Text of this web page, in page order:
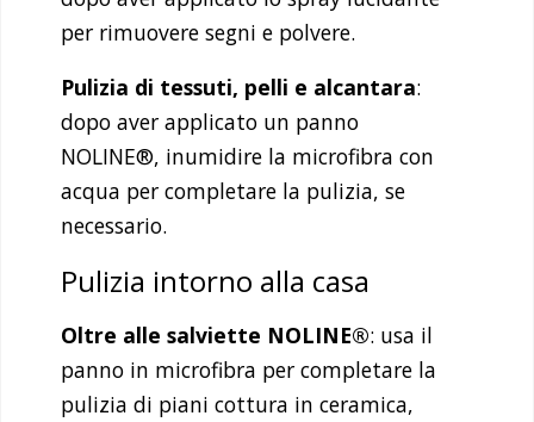
per rimuovere segni e polvere.
Pulizia di tessuti, pelli e alcantara:
dopo aver applicato un panno
NOLINE®, inumidire la microfibra con
acqua per completare la pulizia, se
necessario.
Pulizia intorno alla casa
Oltre alle salviette NOLINE®: usa il
panno in microfibra per completare la
pulizia di piani cottura in ceramica,